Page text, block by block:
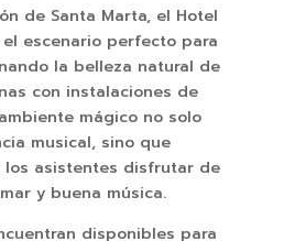
de Santa Marta, el Hotel
escenario perfecto para
la belleza natural de
con instalaciones de
mágico no solo
musical, sino que
asistentes disfrutar de
y buena música.
disponibles para